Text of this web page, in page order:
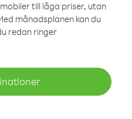
till låga priser, utan
månadsplanen kan du
redan ringer